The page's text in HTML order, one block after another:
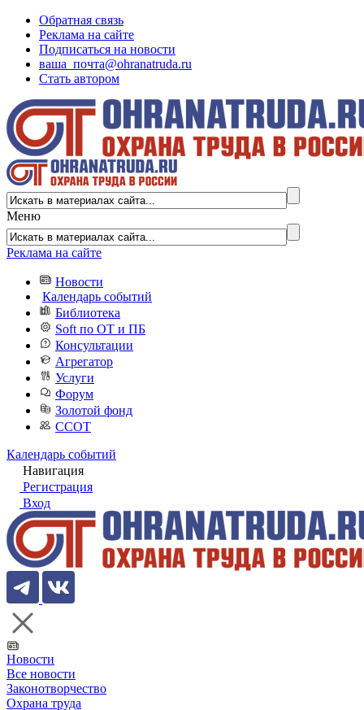
Обратная связь
Реклама на сайте
Подписаться на новости
ваша_почта@ohranatruda.ru
Стать автором
Меню
Реклама на сайте
Новости
Календарь событий
Библиотека
Soft по ОТ и ПБ
Консультации
Агрегатор
Услуги
Форум
Золотой фонд
ССОТ
Календарь событий
Навигация
Регистрация
Вход
Новости
Все новости
Законотворчество
Охрана труда